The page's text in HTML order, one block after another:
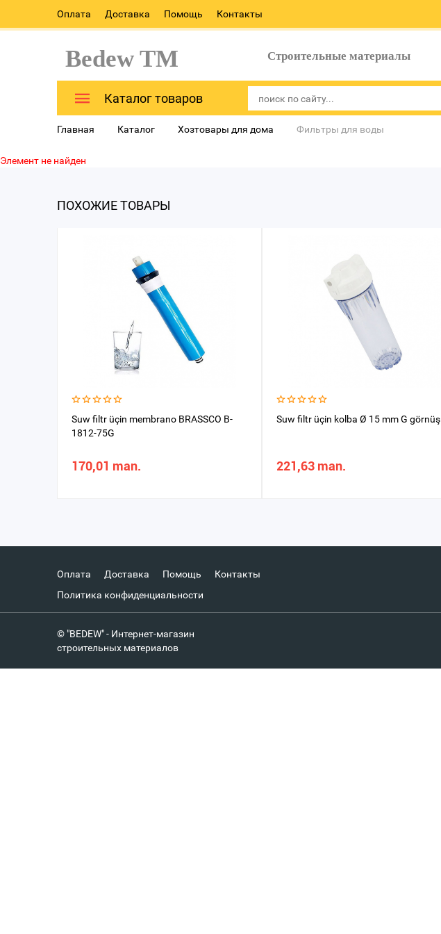
Оплата Доставка Помощь Контакты
Bedew TM Строительные материалы
Каталог товаров
Главная Каталог Хозтовары для дома Фильтры для воды
Элемент не найден
ПОХОЖИЕ ТОВАРЫ
Suw filtr üçin membrano BRASSCO B-
1812-75G
170,01 man.
Suw filtr üçin kolba Ø 15 mm G görnüş
221,63 man.
Оплата Доставка Помощь
Контакты
Политика конфиденциальности
© "BEDEW" - Интернет-магазин
строительных материалов